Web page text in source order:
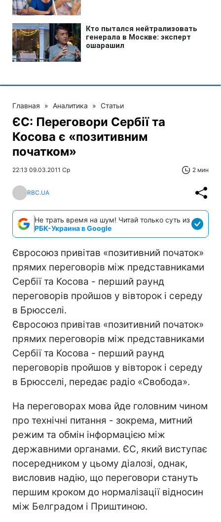
Главная » Аналитика » Статьи
ЄС: Переговори Сербії та
Косова є «позитивним
початком»
22:13 09.03.2011 Ср 2 мин
RBC.UA
Не трать время на шум! Читай только суть из
РБК-Украина в Google
Євросоюз привітав «позитивний початок»
прямих переговорів між представниками
Сербії та Косова - перший раунд
переговорів пройшов у вівторок і середу
в Брюсселі.
Євросоюз привітав «позитивний початок»
прямих переговорів між представниками
Сербії та Косова - перший раунд
переговорів пройшов у вівторок і середу
в Брюсселі, передає радіо «Свобода».
На переговорах мова йде головним чином
про технічні питання - зокрема, митний
режим та обмін інформацією між
державними органами. ЄС, який виступає
посередником у цьому діалозі, однак,
висловив надію, що переговори стануть
першим кроком до нормалізації відносин
між Белградом і Приштиною.